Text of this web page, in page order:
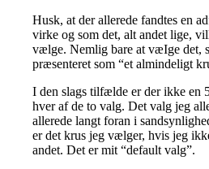
Husk, at der allerede fandtes en
virke og som det, alt andet lige,
vælge. Nemlig bare at væIge det,
præsenteret som “et almindeligt
I den slags tilfælde er der ikke en
hver af de to valg. Det valg jeg
allerede langt foran i
er det krus jeg vælger, hvis jeg
andet. Det er mit “default valg”.